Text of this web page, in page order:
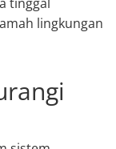
lingkungan